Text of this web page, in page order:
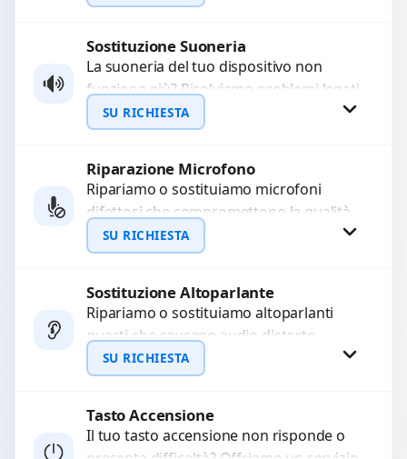
Sostituiamo la...
Richiedi Preventivo
WhatsApp
Sostituzione Suoneria
La suoneria del tuo dispositivo non
funziona più? Risolviamo problemi legati
a moduli audio difettosi con interventi
precisi e componenti...
SU RICHIESTA
Richiedi Preventivo
WhatsApp
Riparazione Microfono
Ripariamo o sostituiamo microfoni
difettosi che compromettono la qualità
audio delle registrazioni o delle
chiamate. Diagnosi accurata e ricambi
SU RICHIESTA
Richiedi Preventivo
WhatsApp
Sostituzione Altoparlante
Ripariamo o sostituiamo altoparlanti
guasti che causano audio distorto,
basso o assente. Utilizziamo ricambi di
alta qualità garantiti per 3...
SU RICHIESTA
Richiedi Preventivo
Tasto Accensione
Il tuo tasto accensione non risponde o